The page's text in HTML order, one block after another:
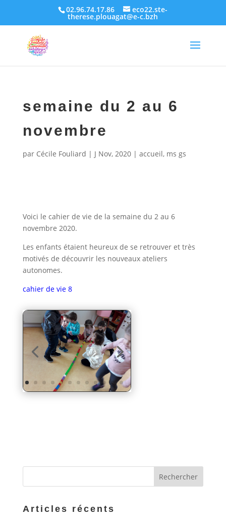
02.96.74.17.86 eco22.ste-
therese.plouagat@e-c.bzh
semaine du 2 au 6
novembre
par Cécile Fouliard | J Nov, 2020| accueil, ms gs
Voici le cahier de vie de la semaine du 2 au 6
novembre 2020.
Les enfants étaient heureux de se retrouver et très
motivés de découvrir les nouveaux ateliers
autonomes.
cahier de vie 8
Articles récents